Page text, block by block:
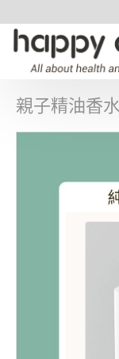
親子精油香